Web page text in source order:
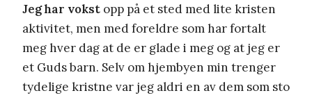
Jeg har vokst opp på et sted med lite kristen
aktivitet, men med foreldre som har fortalt
meg hver dag at de er glade i meg og at jeg er
et Guds barn. Selv om hjembyen min trenger
tydelige kristne var jeg aldri en av dem som sto